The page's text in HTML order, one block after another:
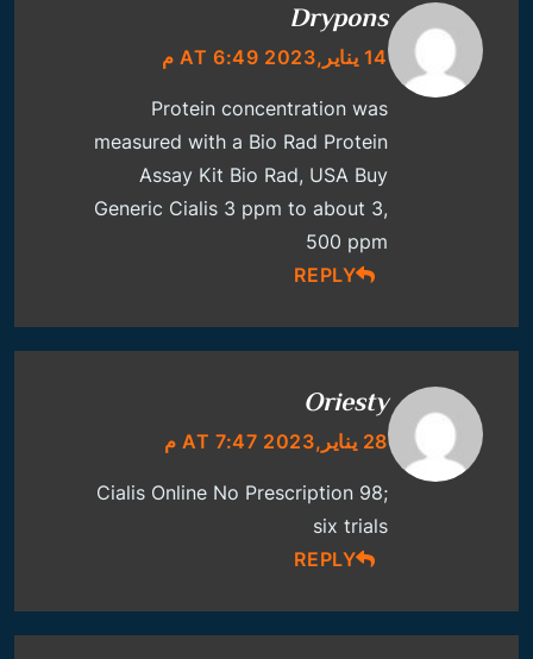
Drypons
14 يناير,2023 AT 6:49 م
Protein concentration was
measured with a Bio Rad Protein
Assay Kit Bio Rad, USA Buy
Generic Cialis 3 ppm to about 3,
500 ppm
REPLY
Oriesty
28 يناير,2023 AT 7:47 م
Cialis Online No Prescription 98;
six trials
REPLY